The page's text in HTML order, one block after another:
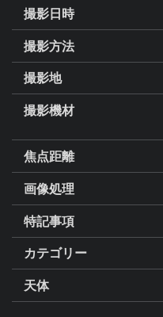
撮影日時
撮影方法
撮影地
撮影機材
焦点距離
画像処理
特記事項
カテゴリー
天体